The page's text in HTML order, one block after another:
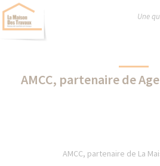
Une
AMCC, partenaire de
AMCC, partenaire de La